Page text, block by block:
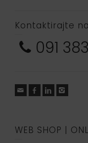
Kontaktirajte
091
WEB SHOP |